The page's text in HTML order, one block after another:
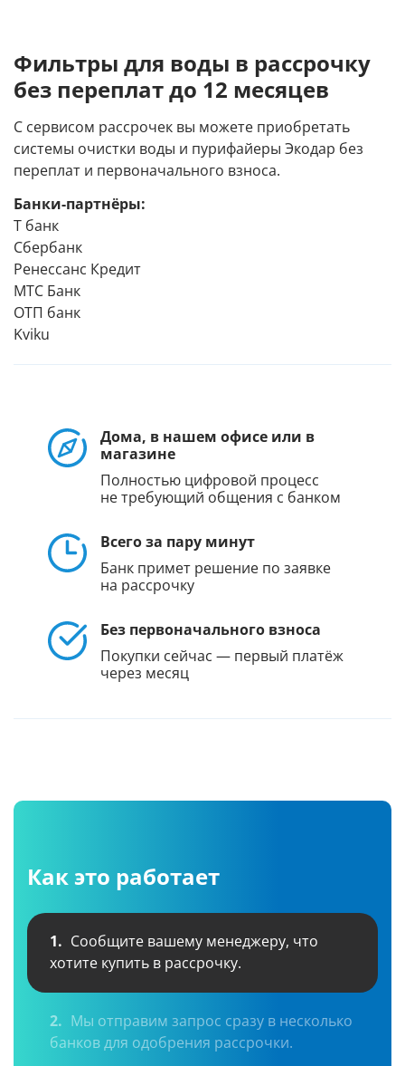
Фильтры для воды в рассрочку
без переплат до 12 месяцев
С сервисом рассрочек вы можете приобретать
системы очистки воды и пурифайеры Экодар без
переплат и первоначального взноса.
Банки-партнёры:
Т банк
Сбербанк
Ренессанс Кредит
МТС Банк
ОТП банк
Kviku
Дома, в нашем офисе или в
магазине
Полностью цифровой процесс
не требующий общения с банком
Всего за пару минут
Банк примет решение по заявке
на рассрочку
Без первоначального взноса
Покупки сейчас — первый платёж
через месяц
Как это работает
1. Сообщите вашему менеджеру, что
хотите купить в рассрочку.
2. Мы отправим запрос сразу в несколько
банков для одобрения рассрочки.